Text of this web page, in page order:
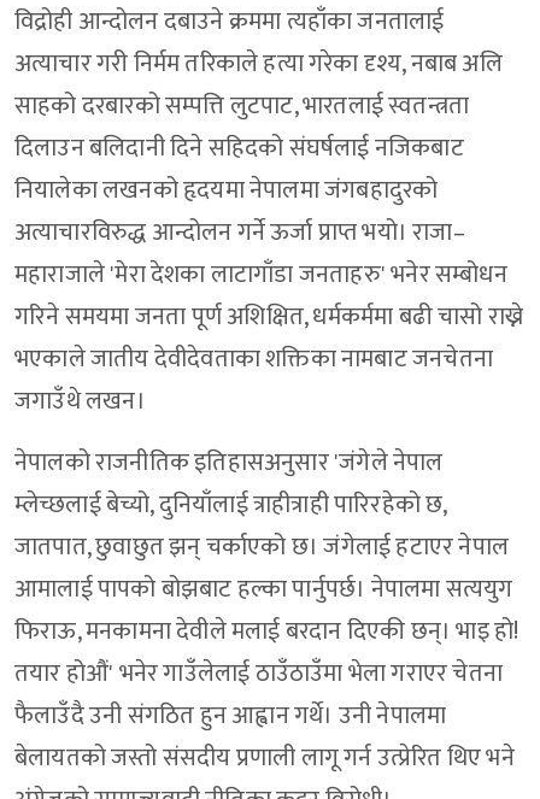
विद्रोही आन्दोलन दबाउने क्रममा त्यहाँका जनतालाई
अत्याचार गरी निर्मम तरिकाले हत्या गरेका दृश्य, नबाब अलि
साहको दरबारको सम्पत्ति लुटपाट, भारतलाई स्वतन्त्रता
दिलाउन बलिदानी दिने सहिदको संघर्षलाई नजिकबाट
नियालेका लखनको हृदयमा नेपालमा जंगबहादुरको
अत्याचारविरुद्ध आन्दोलन गर्ने ऊर्जा प्राप्त भयो। राजा–
महाराजाले 'मेरा देशका लाटागाँडा जनताहरु' भनेर सम्बोधन
गरिने समयमा जनता पूर्ण अशिक्षित, धर्मकर्ममा बढी चासो राख्ने
भएकाले जातीय देवीदेवताका शक्तिका नामबाट जनचेतना
जगाउँथे लखन।
नेपालको राजनीतिक इतिहासअनुसार 'जंगेले नेपाल
म्लेच्छलाई बेच्यो, दुनियाँलाई त्राहीत्राही पारिरहेको छ,
जातपात, छुवाछुत झन् चर्काएको छ। जंगेलाई हटाएर नेपाल
आमालाई पापको बोझबाट हल्का पार्नुपर्छ। नेपालमा सत्ययुग
फिराऊ, मनकामना देवीले मलाई बरदान दिएकी छन्। भाइ हो!
तयार होऔं' भनेर गाउँलेलाई ठाउँठाउँमा भेला गराएर चेतना
फैलाउँदै उनी संगठित हुन आह्वान गर्थे। उनी नेपालमा
बेलायतको जस्तो संसदीय प्रणाली लागू गर्न उत्प्रेरित थिए भने